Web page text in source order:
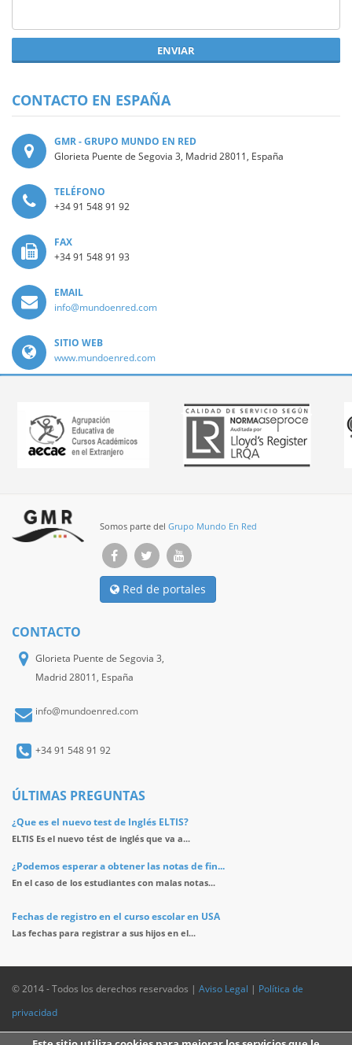
ENVIAR
CONTACTO EN ESPAÑA
GMR - GRUPO MUNDO EN RED
Glorieta Puente de Segovia 3, Madrid 28011, España
TELÉFONO
+34 91 548 91 92
FAX
+34 91 548 91 93
EMAIL
info@mundoenred.com
SITIO WEB
www.mundoenred.com
Somos parte del Grupo Mundo En Red
Red de portales
CONTACTO
Glorieta Puente de Segovia 3,
Madrid 28011, España
info@mundoenred.com
+34 91 548 91 92
ÚLTIMAS PREGUNTAS
¿Que es el nuevo test de Inglés ELTIS?
ELTIS Es el nuevo tést de inglés que va a...
¿Podemos esperar a obtener las notas de fin...
En el caso de los estudiantes con malas notas...
Fechas de registro en el curso escolar en USA
Las fechas para registrar a sus hijos en el...
© 2014 - Todos los derechos reservados | Aviso Legal | Política de
privacidad